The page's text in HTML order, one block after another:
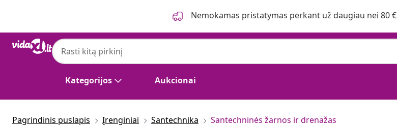
Nemokamas pristatymas perkant už daugiau nei 80 €
Kategorijos Aukcionai
Pagrindinis puslapis Įrenginiai Santechnika Santechninės žarnos ir drenažas